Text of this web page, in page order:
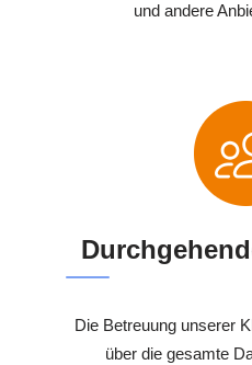
und andere
Die Betreuung unserer
über die gesamte